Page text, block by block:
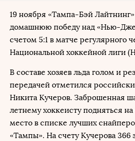
19 ноября «Тампа-Бэй
домашнюю победу над «Нью-
счетом 5:1 в матче регулярного
Национальной хоккейной лиги
В составе хозяев льда голом и
передачей отметился
Никита Кучеров. Заброшенная
летнему хоккеисту подняться на
место в списке лучших
«Тампы». На счету Кучерова